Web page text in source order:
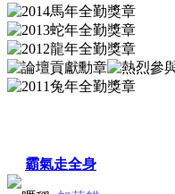
霸氣走全身